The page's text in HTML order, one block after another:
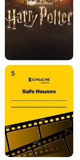
5